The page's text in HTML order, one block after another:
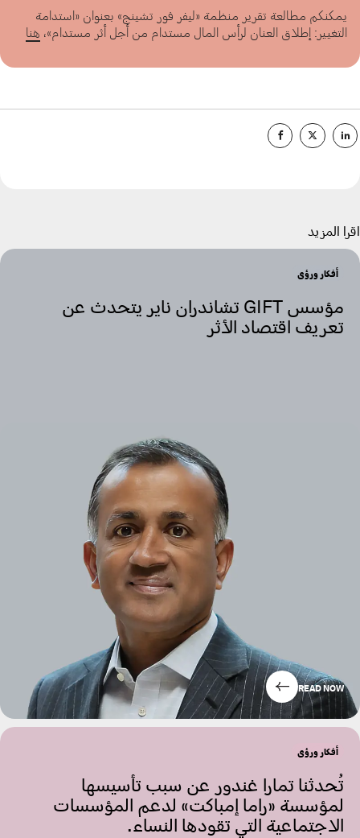
يمكنكم مطالعة تقرير منظمة «ليفر فور تشينج» بعنوان «استدامة
التغيير: إطلاق العنان لرأس المال مستدام من أجل أثر مستدام»، هنا
اقرأ المزيد
أفكار ورؤى
مؤسس GIFT تشاندران ناير يتحدث عن
تعريف اقتصاد الأثر
READ NOW
أفكار ورؤى
تُحدثنا تمارا غندور عن سبب تأسيسها
لمؤسسة «راما إمباكت» لدعم المؤسسات
الاجتماعية التي تقودها النساء.